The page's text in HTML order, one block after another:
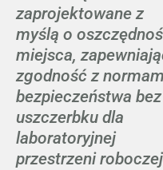
zaprojektowane z
myślą o
miejsca,
zgodność z
bezpieczeństwa bez
uszczerbku dla
laboratoryjnej
przestrzeni